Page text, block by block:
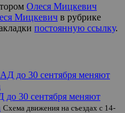
Олеся Мицкевич
Мицкевич в рубрике
постоянную ссылку.
30 сентября меняют
Схема движения на съездах с 14-